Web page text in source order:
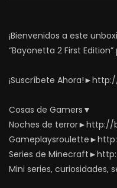
¡Bienvenidos a este
“Bayonetta 2 First Edition”
¡Suscríbete
Cosas de Gamers▼
Noches de terror►http://
Series de
Mini series,